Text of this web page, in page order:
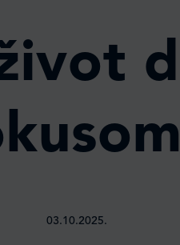
03.10.2025.